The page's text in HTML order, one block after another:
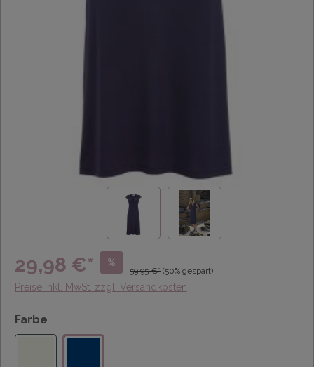
29,98 €* %
59,95 €* (50% gespart)
Preise inkl. MwSt. zzgl. Versandkosten
Farbe